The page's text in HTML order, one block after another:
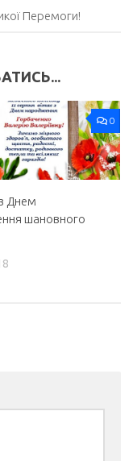
Перемоги!
0
Днем
шановного